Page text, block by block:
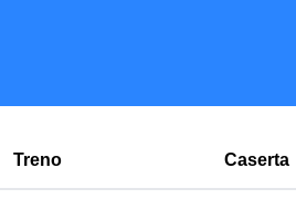
Treno Caserta